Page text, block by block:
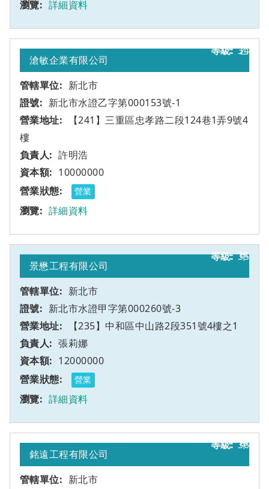
詳細資料
34
滄敏企業有限公司
新北市
新北市水證乙字第000153號-1
【241】三重區忠孝路二段124巷1弄9號4
樓
乙
許明浩
10000000
營業
詳細資料
35
景懋工程有限公司
新北市
新北市水證甲字第000260號-3
【235】中和區中山路2段351號4樓之1
甲
張莉娜
12000000
營業
詳細資料
36
銘遠工程有限公司
新北市
甲